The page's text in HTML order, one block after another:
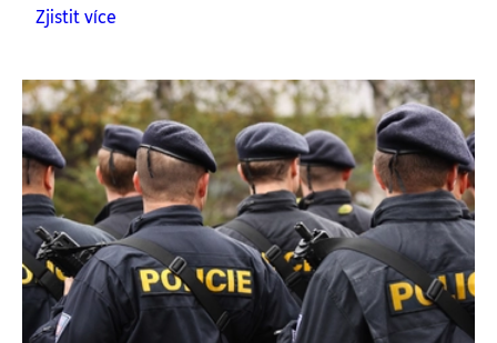
Zjistit více